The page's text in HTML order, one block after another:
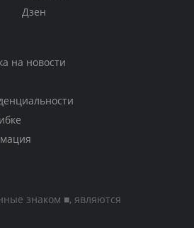
Дзен
на новости
знаком ■, являются